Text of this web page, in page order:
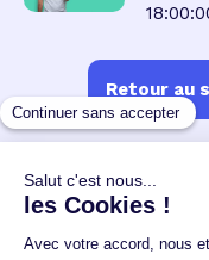
Retour au